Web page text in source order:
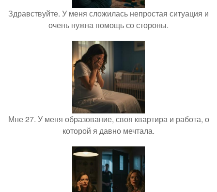
Здравствуйте. У меня сложилась непростая ситуация и
очень нужна помощь со стороны.
Мне 27. У меня образование, своя квартира и работа, о
которой я давно мечтала.